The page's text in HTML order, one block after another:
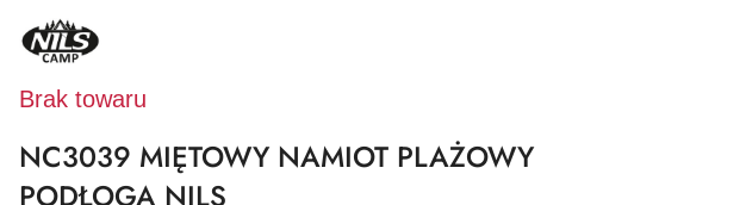
NAZWA
PRODUCENTA:
NILS
Brak towaru
NC3039 MIĘTOWY NAMIOT PLAŻOWY
PODŁOGA NILS